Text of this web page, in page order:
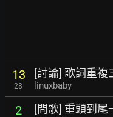
13
28
[討論] 歌詞重複
linuxbaby
2 [問歌] 重頭到尾